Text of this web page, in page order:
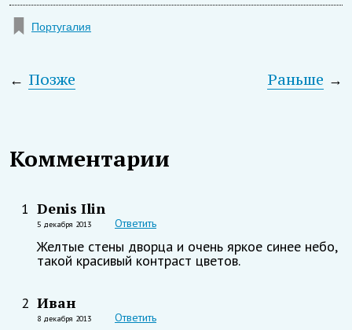
Португалия
← Позже →
Раньше
Комментарии
1 Denis Ilin
5 декабря 2013 Ответить
Желтые стены дворца и очень яркое синее небо,
такой красивый контраст цветов.
2 Иван
8 декабря 2013 Ответить